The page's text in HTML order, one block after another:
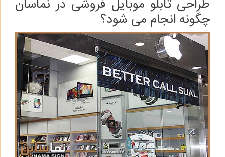
طراحی تابلو موبایل فروشی در نماسان
چگونه انجام می‌ شود؟